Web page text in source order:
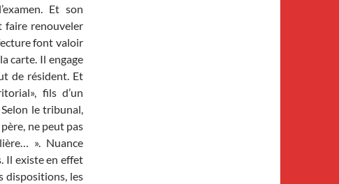
Et son
faire renouveler
font valoir
carte. Il engage
de résident. Et
fils d’un
le tribunal,
ne peut pas
». Nuance
Il existe en effet
dispositions, les